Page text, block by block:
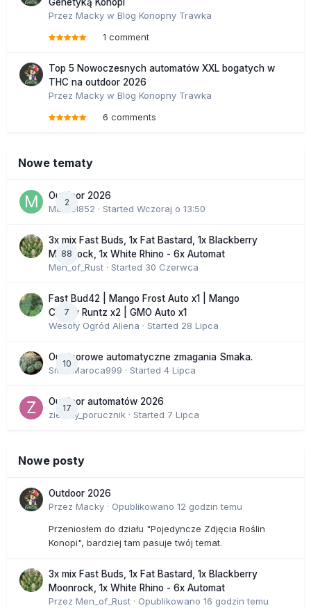
Genetyką Konopi
Przez Macky w Blog Konopny Trawka
1 comment
Top 5 Nowoczesnych automatów XXL bogatych w
THC na outdoor 2026
Przez Macky w Blog Konopny Trawka
6 comments
Nowe tematy
2
Outdoor 2026
Marcel852 · Started Wczoraj o 13:50
88
3x mix Fast Buds, 1x Fat Bastard, 1x Blackberry
Moonrock, 1x White Rhino - 6x Automat
Men_of_Rust · Started 30 Czerwca
7
Fast Bud42 | Mango Frost Auto x1 | Mango
Cherry Runtz x2 | GMO Auto x1
Wesoły Ogród Aliena · Started 28 Lipca
10
Outdoorowe automatyczne zmagania Smaka.
SmakMaroca999 · Started 4 Lipca
17
Outdoor automatów 2026
zielony_porucznik · Started 7 Lipca
Nowe posty
Outdoor 2026
Przez Macky · Opublikowano 12 godzin temu
Przeniosłem do działu "Pojedyncze Zdjęcia Roślin
Konopi", bardziej tam pasuje twój temat.
3x mix Fast Buds, 1x Fat Bastard, 1x Blackberry
Moonrock, 1x White Rhino - 6x Automat
Przez Men_of_Rust · Opublikowano 16 godzin temu